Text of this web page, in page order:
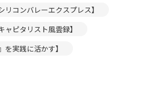
リコンバレーエクスプレス】
ピタリスト風雲録】
実践に活かす】